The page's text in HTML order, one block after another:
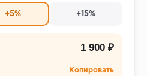
+5% +15%
1 900 ₽
Копировать